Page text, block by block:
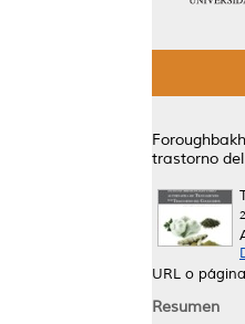
trastorno
URL o
Resumen